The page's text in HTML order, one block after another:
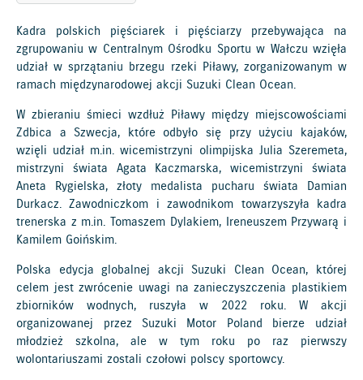
Kadra polskich pięściarek i pięściarzy przebywająca na
zgrupowaniu w Centralnym Ośrodku Sportu w Wałczu wzięła
udział w sprzątaniu brzegu rzeki Piławy, zorganizowanym w
ramach międzynarodowej akcji Suzuki Clean Ocean.
W zbieraniu śmieci wzdłuż Piławy między miejscowościami
Zdbica a Szwecja, które odbyło się przy użyciu kajaków,
wzięli udział m.in. wicemistrzyni olimpijska Julia Szeremeta,
mistrzyni świata Agata Kaczmarska, wicemistrzyni świata
Aneta Rygielska, złoty medalista pucharu świata Damian
Durkacz. Zawodniczkom i zawodnikom towarzyszyła kadra
trenerska z m.in. Tomaszem Dylakiem, Ireneuszem Przywarą i
Kamilem Goińskim.
Polska edycja globalnej akcji Suzuki Clean Ocean, której
celem jest zwrócenie uwagi na zanieczyszczenia plastikiem
zbiorników wodnych, ruszyła w 2022 roku. W akcji
organizowanej przez Suzuki Motor Poland bierze udział
młodzież szkolna, ale w tym roku po raz pierwszy
wolontariuszami zostali czołowi polscy sportowcy.